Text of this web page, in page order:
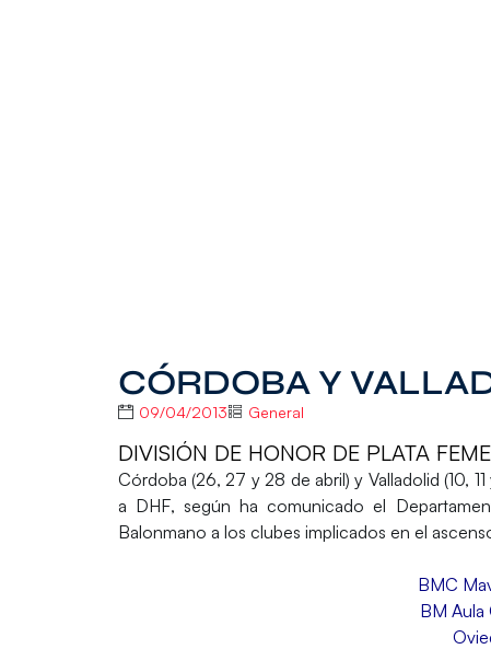
CÓRDOBA Y
09/04/2013 General
DIVISIÓN DE HONOR DE PLATA
Córdoba (26, 27 y 28 de abril) y Valladolid(10,
a DHF, según ha comunicado el
Balonmano a los clubes implicados en el
BMC
BM Aula